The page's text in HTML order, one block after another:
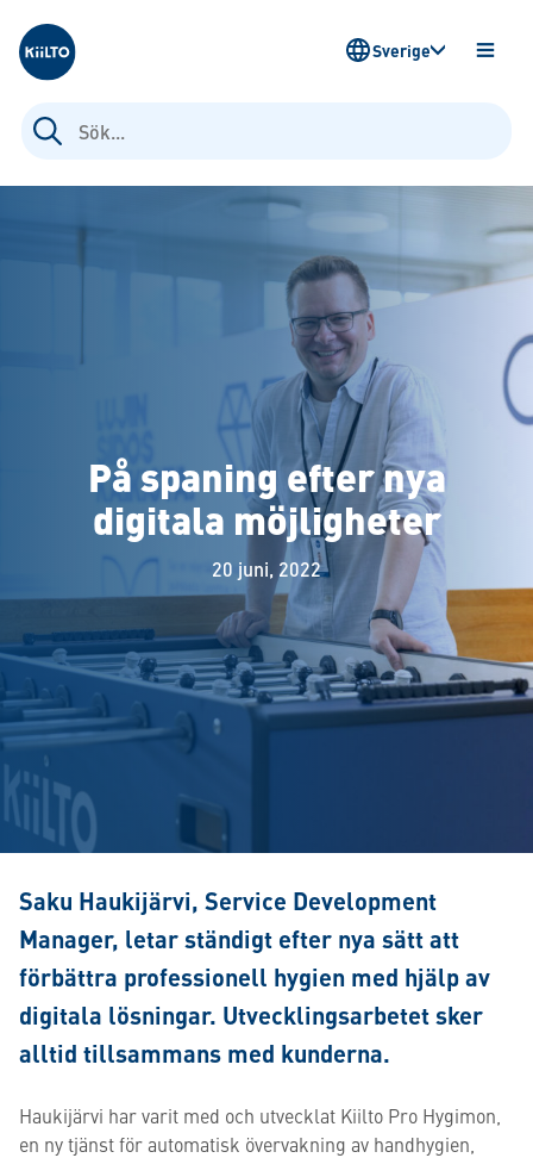
Kiilto Sweden
Sök
efter:
Sverige
På spaning efter nya
digitala möjligheter
20 juni, 2022
Saku Haukijärvi, Service Development
Manager, letar ständigt efter nya sätt att
förbättra professionell hygien med hjälp av
digitala lösningar. Utvecklingsarbetet sker
alltid tillsammans med kunderna.
Haukijärvi har varit med och utvecklat Kiilto Pro Hygimon,
en ny tjänst för automatisk övervakning av handhygien,